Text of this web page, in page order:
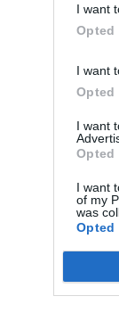
I want
Opted
I want
Opted
I want
Opted
I want
of my
was
Opted
για να